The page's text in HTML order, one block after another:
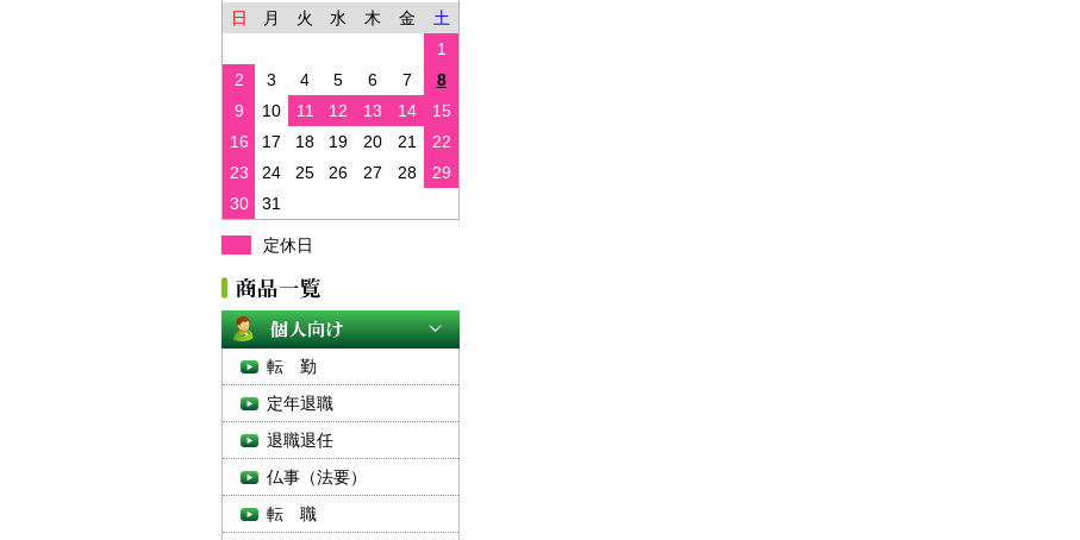
日
月 火 水 木 金
土
1
2
3 4 5 6 7
8
9
10 11 12 13 14
15
16
17 18 19 20 21
22
23
24 25 26 27 28
29
30
31
定休日
転 勤
定年退職
退職退任
仏事（法要）
転 職